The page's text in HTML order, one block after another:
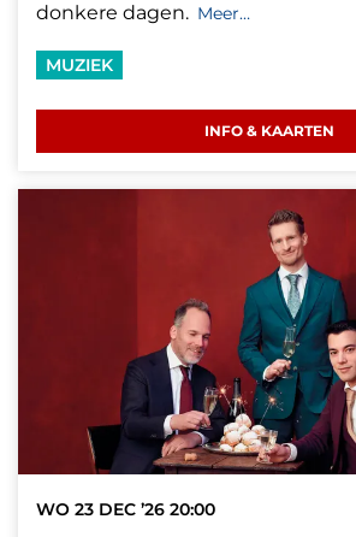
donkere dagen. Meer…
MUZIEK
INFO & KAARTEN
WO 23 DEC ’26 20:00